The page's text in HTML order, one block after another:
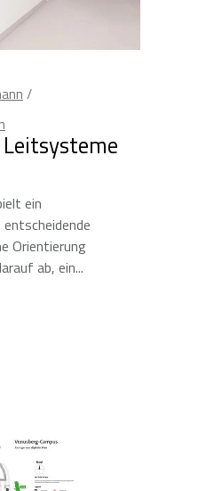
ein
Orientierung
ab, ein